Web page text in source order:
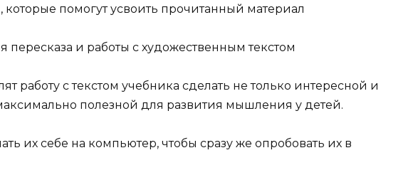
которые помогут усвоить прочитанный материал
пересказа и работы с художественным текстом
работу с текстом учебника сделать не только интересной и
полезной для развития мышления у детей.
их себе на компьютер, чтобы сразу же опробовать их в